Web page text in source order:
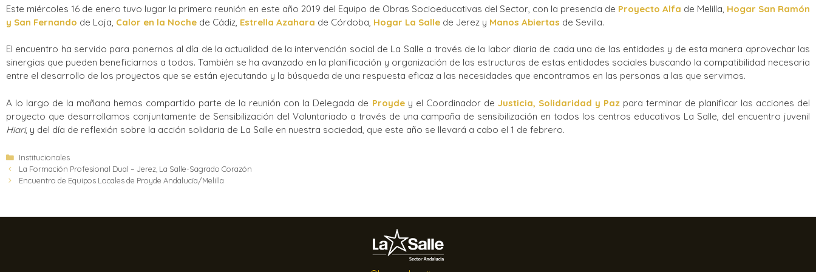
Ciclos Formativos
Este miércoles 16 de enero tuvo lugar la primera reunión en este año 2019 del Equipo de Obras Socioeducativas del Sector, con la presencia de Proyecto Alfa de Melilla, Hogar San Ramón
y San Fernando de Loja, Calor en la Noche de Cádiz, Estrella Azahara de Córdoba, Hogar La Salle de Jerez y Manos Abiertas de Sevilla.
El encuentro ha servido para ponernos al día de la actualidad de la intervención social de La Salle a través de la labor diaria de cada una de las entidades y de esta manera aprovechar las
sinergias que pueden beneficiarnos a todos. También se ha avanzado en la planificación y organización de las estructuras de estas entidades sociales buscando la compatibilidad necesaria
entre el desarrollo de los proyectos que se están ejecutando y la búsqueda de una respuesta eficaz a las necesidades que encontramos en las personas a las que servimos.
A lo largo de la mañana hemos compartido parte de la reunión con la Delegada de Proydey el Coordinador de Justicia, Solidaridad y Pazpara terminar de planificar las acciones del
proyecto que desarrollamos conjuntamente de Sensibilización del Voluntariado a través de una campaña de sensibilización en todos los centros educativos La Salle, del encuentro juvenil
Hiari, y del día de reflexión sobre la acción solidaria de La Salle en nuestra sociedad, que este año se llevará a cabo el 1 de febrero.
Institucionales
La Formación Profesional Dual – Jerez, La Salle-Sagrado Corazón
Encuentro de Equipos Locales de Proyde Andalucía/Melilla